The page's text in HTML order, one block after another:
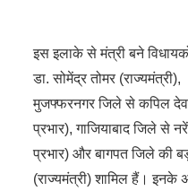
इस इलाके से मंत्री बने
डा. सोमेंद्र तोमर (राज्यमंत्री),
मुजफ्फरनगर जिले से कपिल देव
प्रभार), गाजियाबाद जिले से
प्रभार) और बागपत जिले की
(राज्यमंत्री) शामिल हैं। इनके